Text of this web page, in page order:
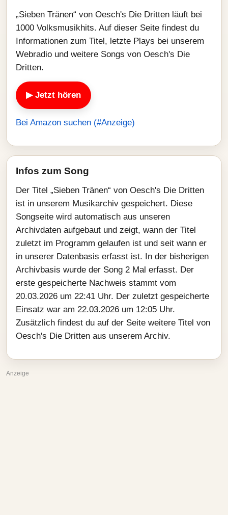
„Sieben Tränen“ von Oesch's Die Dritten läuft bei
1000 Volksmusikhits. Auf dieser Seite findest du
Informationen zum Titel, letzte Plays bei unserem
Webradio und weitere Songs von Oesch's Die
Dritten.
▶ Jetzt hören
Bei Amazon suchen (#Anzeige)
Infos zum Song
Der Titel „Sieben Tränen“ von Oesch's Die Dritten
ist in unserem Musikarchiv gespeichert. Diese
Songseite wird automatisch aus unseren
Archivdaten aufgebaut und zeigt, wann der Titel
zuletzt im Programm gelaufen ist und seit wann er
in unserer Datenbasis erfasst ist. In der bisherigen
Archivbasis wurde der Song 2 Mal erfasst. Der
erste gespeicherte Nachweis stammt vom
20.03.2026 um 22:41 Uhr. Der zuletzt gespeicherte
Einsatz war am 22.03.2026 um 12:05 Uhr.
Zusätzlich findest du auf der Seite weitere Titel von
Oesch's Die Dritten aus unserem Archiv.
Anzeige